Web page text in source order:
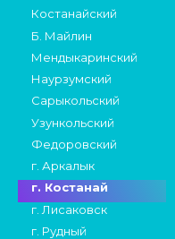
Костанайский
Б. Майлин
Мендыкаринский
Наурзумский
Сарыкольский
Узункольский
Федоровский
г. Аркалык
г. Костанай
г. Лисаковск
г. Рудный